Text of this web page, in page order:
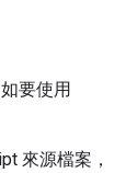
要使用
來源檔案，